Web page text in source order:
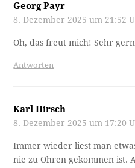
Georg Payr
8. Dezember 2025 um 21:52
Oh, das freut mich! Sehr
Antworten
Karl Hirsch
8. Dezember 2025 um 17:20
Immer wieder liest man
nie zu Ohren gekommen ist.